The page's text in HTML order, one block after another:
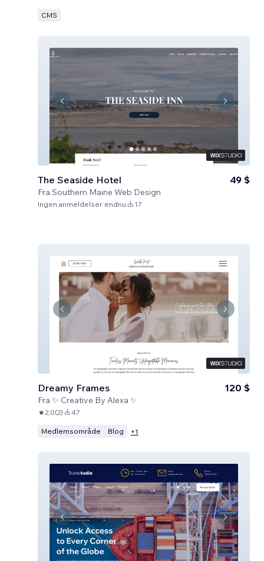
CMS
The Seaside Hotel
Fra Southern Maine Web Design
49 $
Ingen anmeldelser endnu 17
Dreamy Frames
Fra ✨ Creative By Alexa ✨
120 $
2,0(2) 47
Medlemsområde Blog +1